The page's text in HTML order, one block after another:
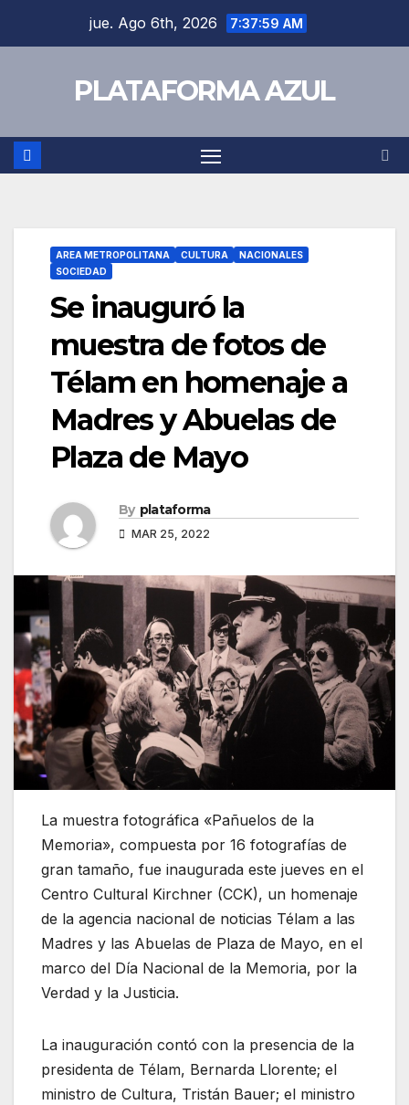
jue. Ago 6th, 2026 7:38:00 AM
PLATAFORMA AZUL
AREA METROPOLITANA CULTURA
NACIONALES
SOCIEDAD
Se inauguró la
muestra de fotos de
Télam en homenaje a
Madres y Abuelas de
Plaza de Mayo
By plataforma
MAR 25, 2022
La muestra fotográfica «Pañuelos de la
Memoria», compuesta por 16 fotografías de
gran tamaño, fue inaugurada este jueves en el
Centro Cultural Kirchner (CCK), un homenaje
de la agencia nacional de noticias Télam a las
Madres y las Abuelas de Plaza de Mayo, en el
marco del Día Nacional de la Memoria, por la
Verdad y la Justicia.
La inauguración contó con la presencia de la
presidenta de Télam, Bernarda Llorente; el
ministro de Cultura, Tristán Bauer; el ministro